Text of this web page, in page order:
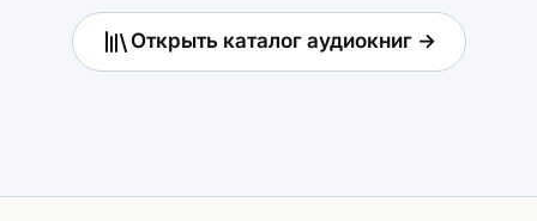
Открыть каталог аудиокниг →